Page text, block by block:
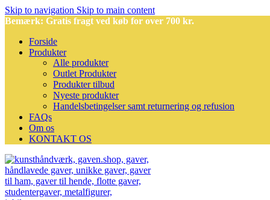
Skip to navigation Skip to main content
Bemærk: Gratis fragt ved køb for over 700 kr.
Forside
Produkter
Alle produkter
Outlet Produkter
Produkter tilbud
Nyeste produkter
Handelsbetingelser samt returnering og refusion
FAQs
Om os
KONTAKT OS